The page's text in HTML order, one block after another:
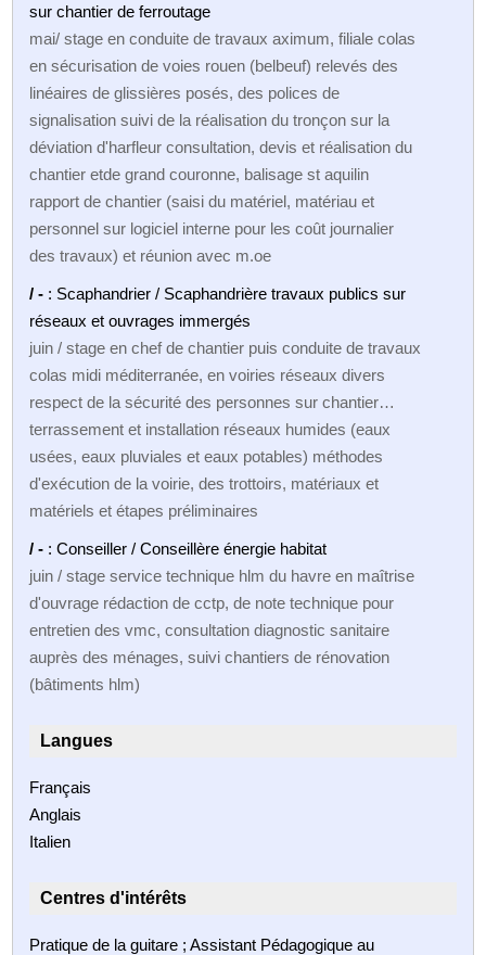
sur chantier de ferroutage
mai/ stage en conduite de travaux aximum, filiale colas
en sécurisation de voies rouen (belbeuf) relevés des
linéaires de glissières posés, des polices de
signalisation suivi de la réalisation du tronçon sur la
déviation d'harfleur consultation, devis et réalisation du
chantier etde grand couronne, balisage st aquilin
rapport de chantier (saisi du matériel, matériau et
personnel sur logiciel interne pour les coût journalier
des travaux) et réunion avec m.oe
/ - : Scaphandrier / Scaphandrière travaux publics sur
réseaux et ouvrages immergés
juin / stage en chef de chantier puis conduite de travaux
colas midi méditerranée, en voiries réseaux divers
respect de la sécurité des personnes sur chantier…
terrassement et installation réseaux humides (eaux
usées, eaux pluviales et eaux potables) méthodes
d'exécution de la voirie, des trottoirs, matériaux et
matériels et étapes préliminaires
/ - : Conseiller / Conseillère énergie habitat
juin / stage service technique hlm du havre en maîtrise
d'ouvrage rédaction de cctp, de note technique pour
entretien des vmc, consultation diagnostic sanitaire
auprès des ménages, suivi chantiers de rénovation
(bâtiments hlm)
Langues
Français
Anglais
Italien
Centres d'intérêts
Pratique de la guitare ; Assistant Pédagogique au